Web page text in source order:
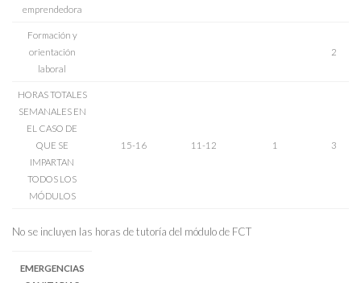
emprendedora
Formación y
orientación
laboral
2
HORAS TOTALES
SEMANALES EN
EL CASO DE
QUE SE
IMPARTAN
TODOS LOS
MÓDULOS
15-16 11-12 1 3
No se incluyen las horas de tutoría del módulo de FCT
EMERGENCIAS